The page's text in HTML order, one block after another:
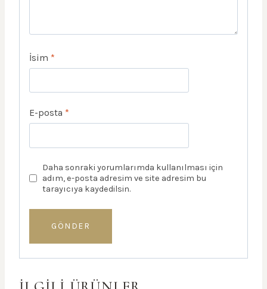
İsim *
E-posta *
Daha sonraki yorumlarımda kullanılması için
adım, e-posta adresim ve site adresim bu
tarayıcıya kaydedilsin.